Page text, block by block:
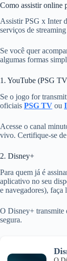
Como assistir online
Assistir PSG x Inter
serviços de
Se você quer
algumas formas
1. YouTube (PSG
Se o jogo for
oficiais PSG TV ou
Acesse o canal
vivo. Certifique-se
2. Disney+
Para quem já é
aplicativo no seu
e navegadores), faça
O Disney+ transmite
segura.